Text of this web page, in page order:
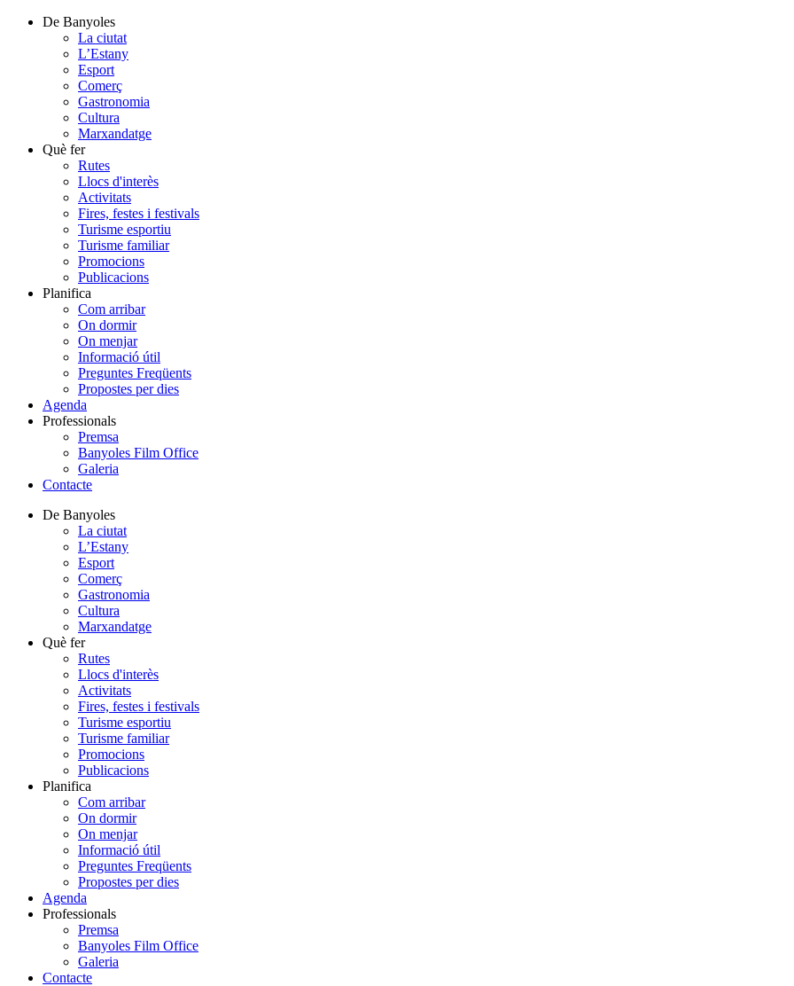
De Banyoles
La ciutat
L’Estany
Esport
Comerç
Gastronomia
Cultura
Marxandatge
Què fer
Rutes
Llocs d'interès
Activitats
Fires, festes i festivals
Turisme esportiu
Turisme familiar
Promocions
Publicacions
Planifica
Com arribar
On dormir
On menjar
Informació útil
Preguntes Freqüents
Propostes per dies
Agenda
Professionals
Premsa
Banyoles Film Office
Galeria
Contacte
De Banyoles
La ciutat
L’Estany
Esport
Comerç
Gastronomia
Cultura
Marxandatge
Què fer
Rutes
Llocs d'interès
Activitats
Fires, festes i festivals
Turisme esportiu
Turisme familiar
Promocions
Publicacions
Planifica
Com arribar
On dormir
On menjar
Informació útil
Preguntes Freqüents
Propostes per dies
Agenda
Professionals
Premsa
Banyoles Film Office
Galeria
Contacte